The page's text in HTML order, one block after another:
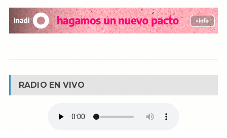
RADIO EN VIVO